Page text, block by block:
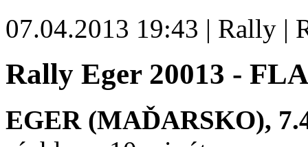
07.04.2013 19:43 | Rally |
Rally Eger 20013 -
EGER (MAĎARSKO),